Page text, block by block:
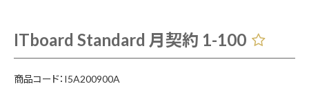
ITboard Standard 月契約 1-100
商品コード：I5A200900A